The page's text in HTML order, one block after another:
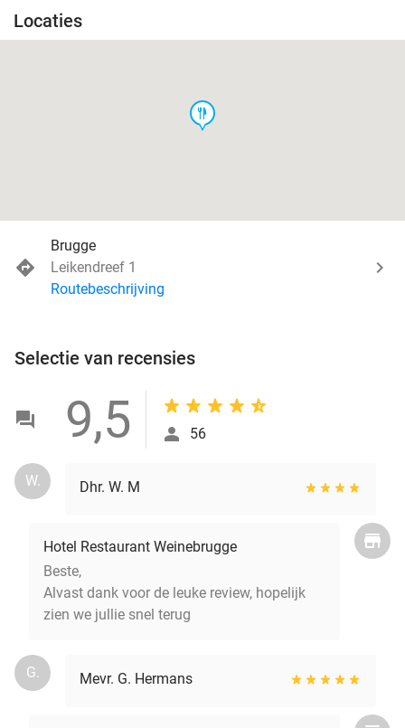
Locaties
food
Brugge
Leikendreef 1
Routebeschrijving
Selectie van recensies
9,5 56
W. Dhr. W. M
Hotel Restaurant Weinebrugge
Beste,
Alvast dank voor de leuke review, hopelijk
zien we jullie snel terug
G. Mevr. G. Hermans